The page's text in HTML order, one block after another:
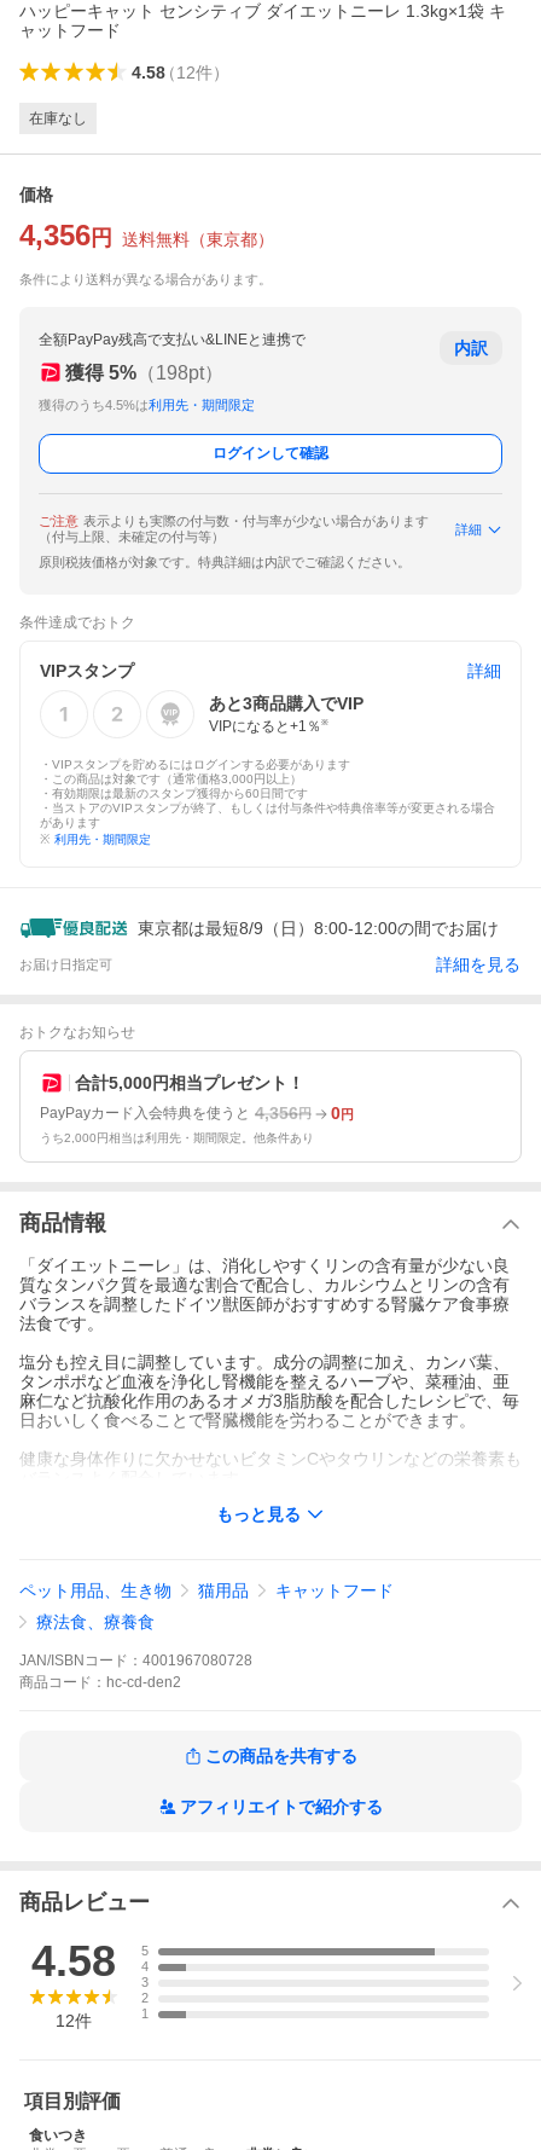
ハッピーキャット センシティブ ダイエットニーレ 1.3kg×1袋 キ
ャットフード
4.58（12件）
在庫なし
価格
4,356 円 送料無料 （東京都）
条件により送料が異なる場合があります。
全額PayPay残高で支払い&LINEと連携で
獲得 5% （198pt）
獲得のうち4.5%は利用先・期間限定
内訳
ログインして確認
ご注意 表示よりも実際の付与数・付与率が少ない場合があります
（付与上限、未確定の付与等）
詳細
原則税抜価格が対象です。特典詳細は内訳でご確認ください。
条件達成でおトク
VIPスタンプ
詳細
あと3商品購入でVIP
VIPになると+1 ％ ※
・VIPスタンプを貯めるにはログインする必要があります
・この商品は対象です（通常価格3,000円以上）
・有効期限は最新のスタンプ獲得から60日間です
・当ストアのVIPスタンプが終了、もしくは付与条件や特典倍率等が変更される場合
があります
※ 利用先・期間限定
東京都は最短8/9（日）8:00-12:00の間でお届け
お届け日指定可 詳細を見る
おトクなお知らせ
合計5,000円相当プレゼント！
PayPayカード入会特典を使うと 4,356円 0円
うち2,000円相当は利用先・期間限定。他条件あり
商品情報
「ダイエットニーレ」は、消化しやすくリンの含有量が少ない良
質なタンパク質を最適な割合で配合し、カルシウムとリンの含有
バランスを調整したドイツ獣医師がおすすめする腎臓ケア食事療
法食です。
塩分も控え目に調整しています。成分の調整に加え、カンバ葉、
タンポポなど血液を浄化し腎機能を整えるハーブや、菜種油、亜
麻仁など抗酸化作用のあるオメガ3脂肪酸を配合したレシピで、毎
日おいしく食べることで腎臓機能を労わることができます。
健康な身体作りに欠かせないビタミンCやタウリンなどの栄養素も
※使用前および長期的な使用(6ヶ月以上)にあたっては、かかりつ
けの獣医師にご相談なさることをおすすめします。
※推奨給餌期間：当初6ヶ月、以降症状に応じ継続使用。
慢性腎不全のケアにドイツ獣医師がおすすめする
「ダイエットニーレ」は、消化しやすくリンの含有量が少ない
良質なタンパク質を最適な割合で配合し、カルシウムとリンの
含有バランスを調整したドイツ獣医師がおすすめする腎臓ケア
塩分も控え目に調整しています。成分の調整に加え、カンバ
葉、タンポポなど血液を浄化し腎機能を整えるハーブや、菜種
もっと見る
ペット用品、生き物 猫用品
キャットフード
療法食、療養食
JAN/ISBNコード： 4001967080728
商品 コード： hc-cd-den2
この商品を共有する
アフィリエイトで紹介する
商品レビュー
4.58
12件
5
4
3
2
1
項目別評価
食いつき